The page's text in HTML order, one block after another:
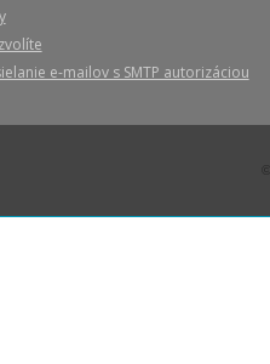
e-mailov s SMTP autorizáciou
©